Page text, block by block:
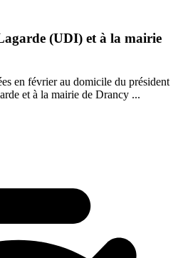
(UDI) et à la mairie
en février au domicile du président
et à la mairie de Drancy ...